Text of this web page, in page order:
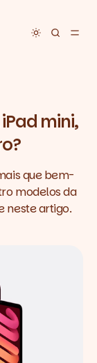
Toggle
mini,
que bem-
modelos da
neste artigo.